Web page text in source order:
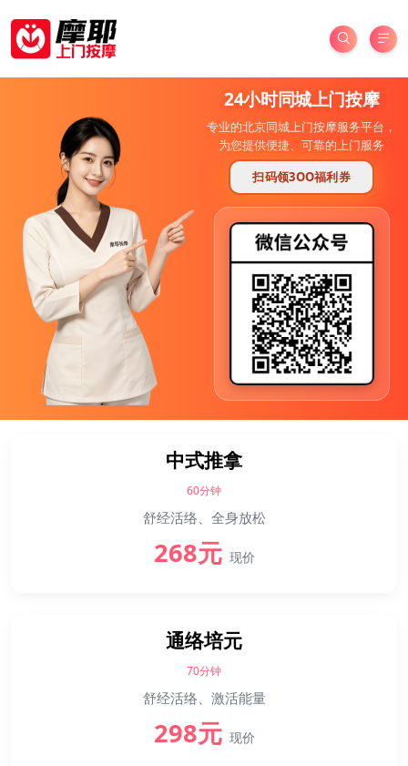
24小时同城上门按摩
专业的北京同城上门按摩服务平台，
为您提供便捷、可靠的上门服务
扫码领3OO福利券
中式推拿
60分钟
舒经活络、全身放松
268元 现价
通络培元
70分钟
舒经活络、激活能量
298元 现价